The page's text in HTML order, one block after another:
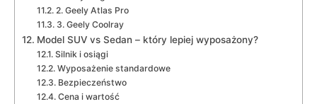
2. Geely Atlas Pro
3. Geely Coolray
Model SUV ​vs Sedan – który lepiej wyposażony?
Silnik i osiągi
Wyposażenie standardowe
Bezpieczeństwo
Cena i wartość